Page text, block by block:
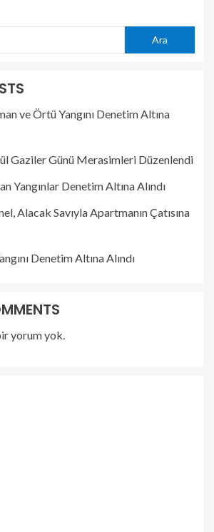
Ara
ve Örtü Yangını Denetim Altına
Gaziler Günü Merasimleri Düzenlendi
Yangınlar Denetim Altına Alındı
Alacak Savıyla Apartmanın Çatısına
Denetim Altına Alındı
yorum yok.